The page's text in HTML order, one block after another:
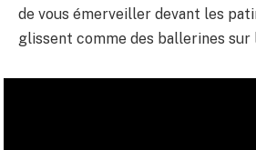
de vous émerveiller devant les
glissent comme des ballerines sur